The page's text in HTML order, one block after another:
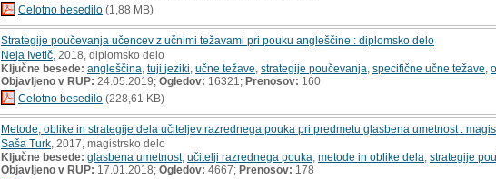
Celotno besedilo (1,88 MB)
Strategije poučevanja učencev z učnimi težavami pri pouku angleščine : diplomsko delo
Neja Ivetič , 2018, diplomsko delo
Ključne besede: angleščina tuji jeziki učne težave strategije poučevanja specifične učne težave
Objavljeno v RUP: 24.05.2019; Ogledov: 16321; Prenosov: 160
Celotno besedilo (228,61 KB)
Metode, oblike in strategije dela učiteljev razrednega pouka pri predmetu glasbena umetnost :
Saša Turk , 2017, magistrsko delo
Ključne besede: glasbena umetnost, učitelji razrednega pouka metode in oblike dela strategije
Objavljeno v RUP: 17.01.2018; Ogledov: 4667; Prenosov: 178